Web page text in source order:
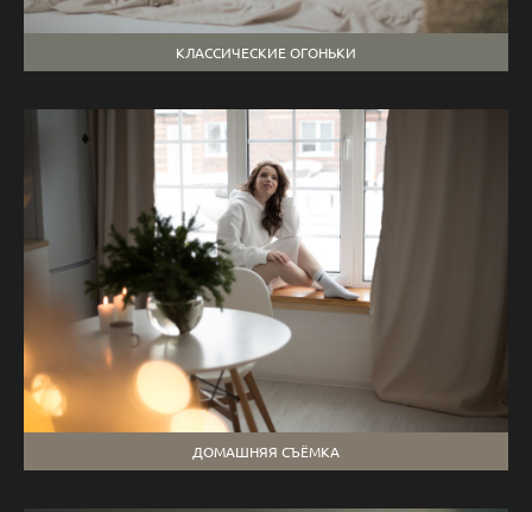
КЛАССИЧЕСКИЕ ОГОНЬКИ
ДОМАШНЯЯ СЪЁМКА